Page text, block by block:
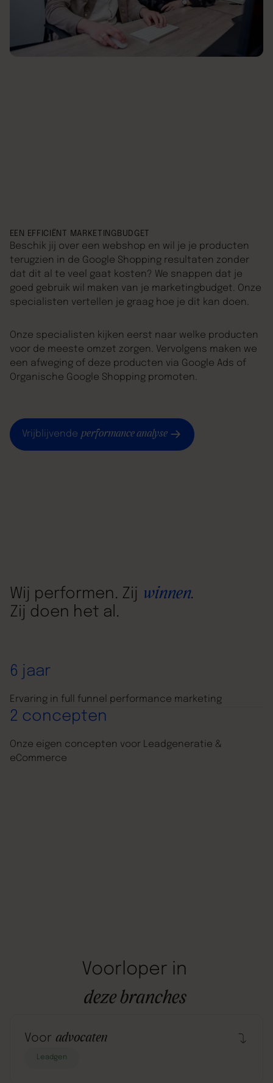
EEN EFFICIËNT MARKETINGBUDGET
Beschik jij over een webshop en wil je je producten
terugzien in de Google Shopping resultaten zonder
dat dit al te veel gaat kosten? We snappen dat je
goed gebruik wil maken van je marketingbudget. Onze
specialisten vertellen je graag hoe je dit kan doen.
Onze specialisten kijken eerst naar welke producten
voor de meeste omzet zorgen. Vervolgens maken we
een afweging of deze producten via Google Ads of
Organische Google Shopping promoten.
Vrijblijvende performance analyse
Wij performen. Zij winnen.
Zij doen het al.
6 jaar
Ervaring in full funnel performance marketing
2 concepten
Onze eigen concepten voor Leadgeneratie &
eCommerce
Voorloper in
deze branches
Voor advocaten
Leadgen